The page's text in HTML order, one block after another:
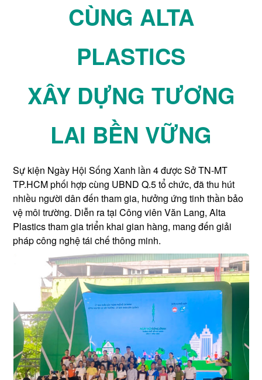
CÙNG ALTA
PLASTICS
XÂY DỰNG TƯƠNG
LAI BỀN VỮNG
Sự kiện Ngày Hội Sống Xanh lần 4 được Sở TN-MT
TP.HCM phối hợp cùng UBND Q.5 tổ chức, đã thu hút
nhiều người dân đến tham gia, hưởng ứng tinh thần bảo
vệ môi trường. Diễn ra tại Công viên Văn Lang, Alta
Plastics tham gia triển khai gian hàng, mang đến giải
pháp công nghệ tái chế thông minh.